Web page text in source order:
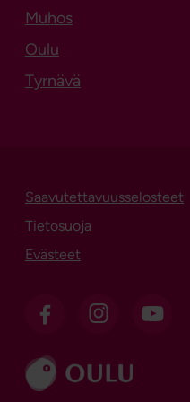
Muhos
Oulu
Tyrnävä
Saavutettavuusselosteet
Tietosuoja
Evästeet
OSL
OSL FacebookissaOSL Instagramissa
Siirry sivustolle ouka.fi